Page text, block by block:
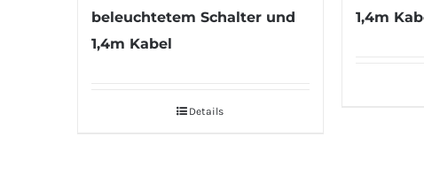
beleuchtetem Schalter und
1,4m Kabel
Details
1,4m